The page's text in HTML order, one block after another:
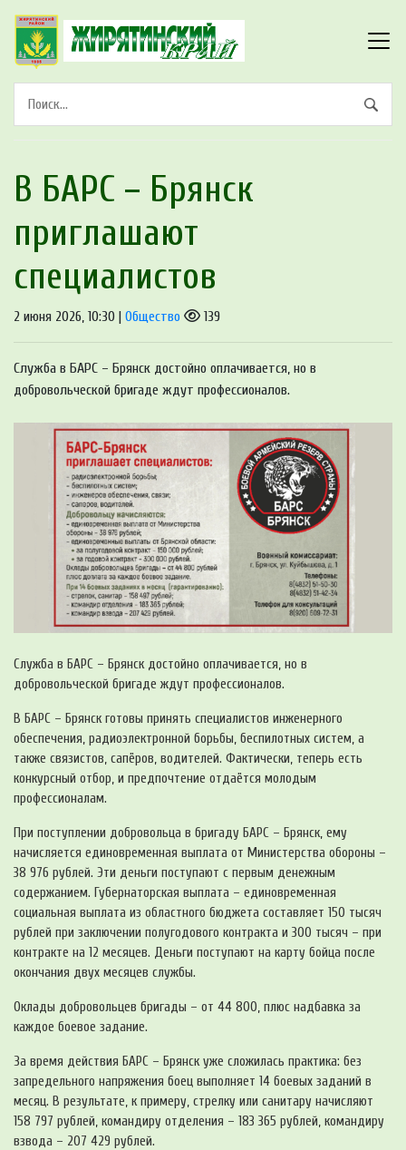
В БАРС – Брянcк
приглaшают
cпециaлиcтoв
2 июня 2026, 10:30 | Общество 139
Служба в БАРС – Брянск достойно оплачивается, но в
добровольческой бригаде ждут профессионалов.
Служба в БАРС – Брянск достойно оплачивается, но в
добровольческой бригаде ждут профессионалов.
В БАРС – Брянск готовы принять специалистов инженерного
обеспечения, радиоэлектронной борьбы, беспилотных систем, а
также связистов, сапёров, водителей. Фактически, теперь есть
конкурсный отбор, и предпочтение отдаётся молодым
профессионалам.
При поступлении добровольца в бригаду БАРС – Брянск, ему
начисляется единовременная выплата от Министерства обороны –
38 976 рублей. Эти деньги поступают с первым денежным
содержанием. Губернаторская выплата – единовременная
социальная выплата из областного бюджета составляет 150 тысяч
рублей при заключении полугодового контракта и 300 тысяч – при
контракте на 12 месяцев. Деньги поступают на карту бойца после
окончания двух месяцев службы.
Оклады добровольцев бригады – от 44 800, плюс надбавка за
каждое боевое задание.
За время действия БАРС – Брянск уже сложилась практика: без
запредельного напряжения боец выполняет 14 боевых заданий в
месяц. В результате, к примеру, стрелку или санитару начисляют
158 797 рублей, командиру отделения – 183 365 рублей, командиру
взвода – 207 429 рублей.